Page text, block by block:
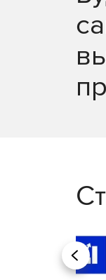
Назад